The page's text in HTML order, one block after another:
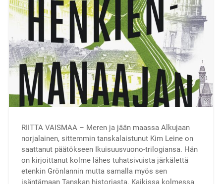
RIITTA VAISMAA – Meren ja jään maassa Alkujaan
norjalainen, sittemmin tanskalaistunut Kim Leine on
saattanut päätökseen Ikuisuusvuono-trilogiansa. Hän
on kirjoittanut kolme lähes tuhatsivuista järkälettä
etenkin Grönlannin mutta samalla myös sen
isäntämaan Tanskan historiasta. Kaikissa kolmessa